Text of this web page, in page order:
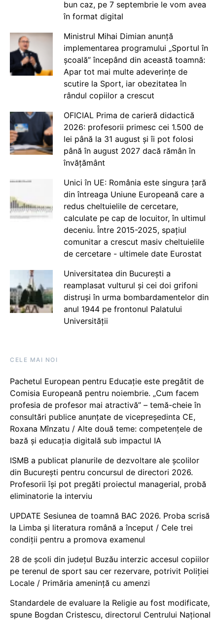
bun caz, pe 7 septembrie le vom avea
în format digital
Ministrul Mihai Dimian anunță
implementarea programului „Sportul în
școală” începând din această toamnă:
Apar tot mai multe adeverințe de
scutire la Sport, iar obezitatea în
rândul copiilor a crescut
OFICIAL Prima de carieră didactică
2026: profesorii primesc cei 1.500 de
lei până la 31 august și îi pot folosi
până în august 2027 dacă rămân în
învățământ
Unici în UE: România este singura țară
din întreaga Uniune Europeană care a
redus cheltuielile de cercetare,
calculate pe cap de locuitor, în ultimul
deceniu. Între 2015-2025, spațiul
comunitar a crescut masiv cheltuielile
de cercetare - ultimele date Eurostat
Universitatea din București a
reamplasat vulturul și cei doi grifoni
distruși în urma bombardamentelor din
anul 1944 pe frontonul Palatului
Universității
CELE MAI NOI
Pachetul European pentru Educație este pregătit de
Comisia Europeană pentru noiembrie. „Cum facem
profesia de profesor mai atractivă” – temă-cheie în
consultări publice anunțate de vicepreședinta CE,
Roxana Mînzatu / Alte două teme: competențele de
bază și educația digitală sub impactul IA
ISMB a publicat planurile de dezvoltare ale școlilor
din București pentru concursul de directori 2026.
Profesorii își pot pregăti proiectul managerial, probă
eliminatorie la interviu
UPDATE Sesiunea de toamnă BAC 2026. Proba scrisă
la Limba și literatura română a început / Cele trei
condiții pentru a promova examenul
28 de școli din județul Buzău interzic accesul copiilor
pe terenul de sport sau cer rezervare, potrivit Poliției
Locale / Primăria amenință cu amenzi
Standardele de evaluare la Religie au fost modificate,
spune Bogdan Cristescu, directorul Centrului Național